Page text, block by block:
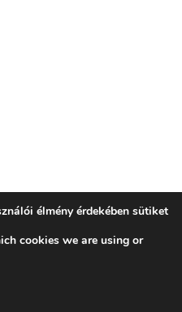
élmény érdekében sütiket
cookies we are using or